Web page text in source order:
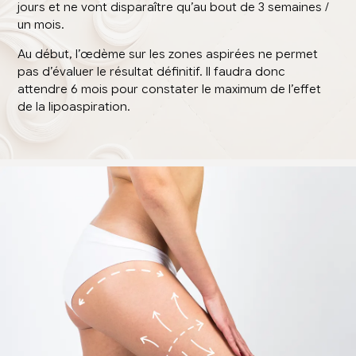
jours et ne vont disparaître qu’au bout de 3 semaines /
un mois.
Au début, l’œdème sur les zones aspirées ne permet
pas d’évaluer le résultat définitif. Il faudra donc
attendre 6 mois pour constater le maximum de l’effet
de la lipoaspiration.